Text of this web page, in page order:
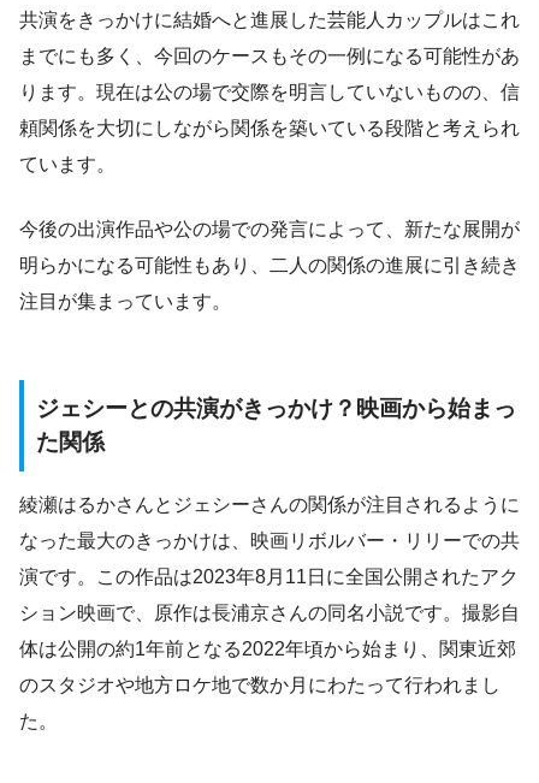
共演をきっかけに結婚へと進展した芸能人カップルはこれ
までにも多く、今回のケースもその一例になる可能性があ
ります。現在は公の場で交際を明言していないものの、信
頼関係を大切にしながら関係を築いている段階と考えられ
ています。
今後の出演作品や公の場での発言によって、新たな展開が
明らかになる可能性もあり、二人の関係の進展に引き続き
注目が集まっています。
ジェシーとの共演がきっかけ？映画から始まっ
た関係
綾瀬はるかさんとジェシーさんの関係が注目されるように
なった最大のきっかけは、映画リボルバー・リリーでの共
演です。この作品は2023年8月11日に全国公開されたアク
ション映画で、原作は長浦京さんの同名小説です。撮影自
体は公開の約1年前となる2022年頃から始まり、関東近郊
のスタジオや地方ロケ地で数か月にわたって行われまし
た。